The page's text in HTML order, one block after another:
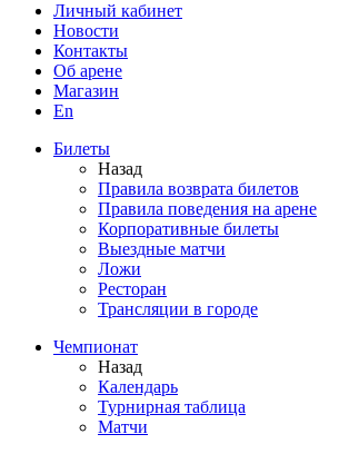
Личный кабинет
Новости
Контакты
Об арене
Магазин
En
Билеты
Назад
Правила возврата билетов
Правила поведения на арене
Корпоративные билеты
Выездные матчи
Ложи
Ресторан
Трансляции в городе
Чемпионат
Назад
Календарь
Турнирная таблица
Матчи